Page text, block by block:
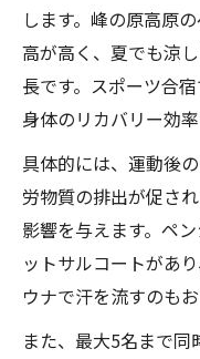
します。峰の原高原
高が高く、夏でも涼
長です。スポーツ合
身体のリカバリー効
具体的には、運動後
労物質の排出が促さ
影響を与えます。ペ
ットサルコートがあ
ウナで汗を流すのもお
また、最大5名まで